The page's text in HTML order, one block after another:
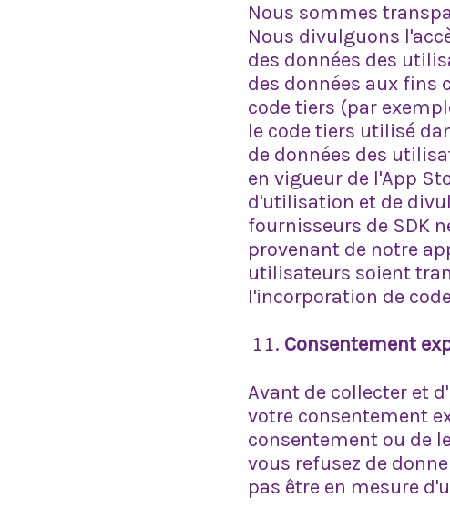
Nous sommes
Nous divulguons
des données des
des données aux fins
code tiers (par
le code tiers utilisé
de données des
en vigueur de l'App
d'utilisation et de
fournisseurs de SDK
provenant de notre
utilisateurs soient
l'incorporation de
Consentement
Avant de collecter et
votre consentement
consentement ou de
vous refusez de
pas être en mesure